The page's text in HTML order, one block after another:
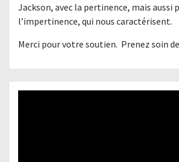
Jackson, avec la pertinence, mais aussi
l’impertinence, qui nous caractérisent.
Merci pour votre soutien. Prenez soin